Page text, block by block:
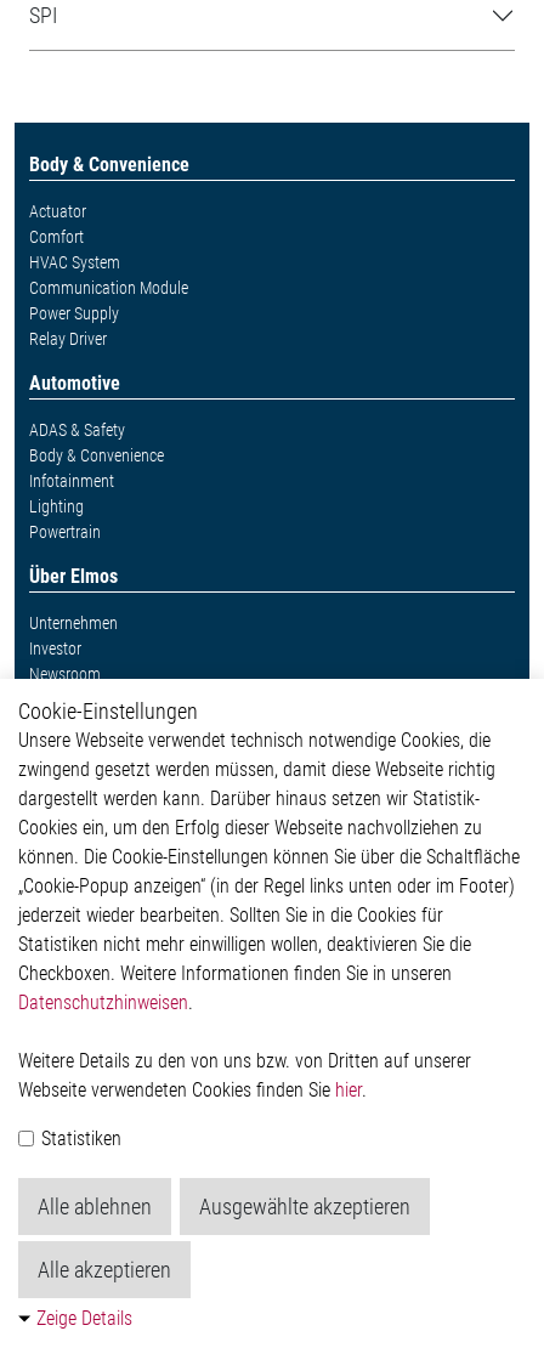
SPI
Body & Convenience
Actuator
Comfort
HVAC System
Communication Module
Power Supply
Relay Driver
Automotive
ADAS & Safety
Body & Convenience
Infotainment
Lighting
Powertrain
Über Elmos
Unternehmen
Investor
Newsroom
Weitere Links
Glossar
Kontakt
Hinweisgeberschutzsystem
Impressum
Datenschutzerklärung
Cookie-Popup anzeigen
Elmos Semiconductor SE
Werkstättenstraße 18
Telefon: +49 (0) 2171 / 40 183-0
Handelsregister:
Köln HRB 123561
Cookie-Einstellungen
Unsere Webseite verwendet technisch notwendige Cookies, die
zwingend gesetzt werden müssen, damit diese Webseite richtig
dargestellt werden kann. Darüber hinaus setzen wir Statistik-
Cookies ein, um den Erfolg dieser Webseite nachvollziehen zu
können. Die Cookie-Einstellungen können Sie über die Schaltfläche
„Cookie-Popup anzeigen“ (in der Regel links unten oder im Footer)
jederzeit wieder bearbeiten. Sollten Sie in die Cookies für
Statistiken nicht mehr einwilligen wollen, deaktivieren Sie die
Checkboxen. Weitere Informationen finden Sie in unseren
Datenschutzhinweisen.
Weitere Details zu den von uns bzw. von Dritten auf unserer
Webseite verwendeten Cookies finden Sie hier.
Statistiken
Alle ablehnen Ausgewählte akzeptieren
Alle akzeptieren
Zeige Details